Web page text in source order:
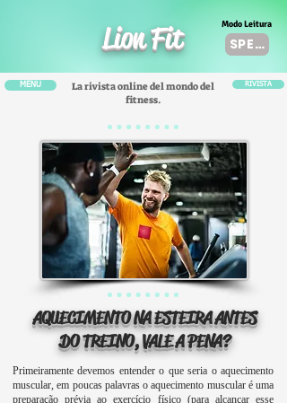
Lion Fit Modo Leitura
SPENTO
MENU
La rivista online del mondo del
fitness.
RIVISTA
AQUECIMENTO NA ESTEIRA ANTES
DO TREINO, VALE A PENA?
Primeiramente devemos entender o que seria o aquecimento
muscular, em poucas palavras o aquecimento muscular é uma
preparação prévia ao exercício físico (para alcançar esse